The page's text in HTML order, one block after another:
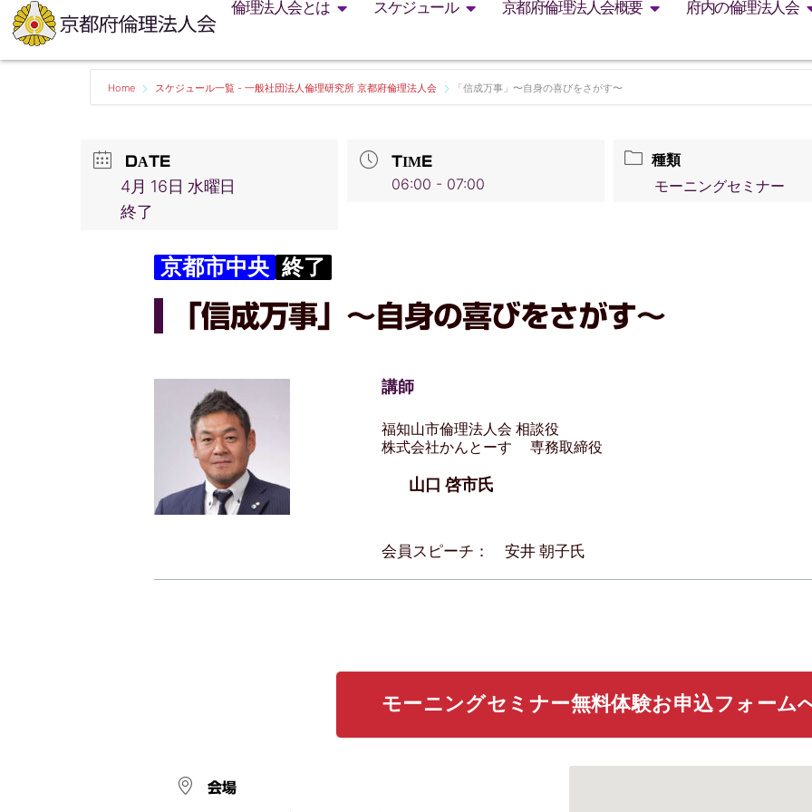
倫理法人会とは スケジュール 京都府倫理法人会概要 府内の倫理法人会
Home スケジュール一覧 - 一般社団法人倫理研究所 京都府倫理法人会 「信成万事」〜自身の喜びをさがす〜
DATE
4月 16日 水曜日
終了
TIME
06:00 - 07:00
種類
モーニングセミナー
京都市中央 終了
「信成万事」〜自身の喜びをさがす〜
講師
福知山市倫理法人会 相談役
株式会社かんとーす 専務取締役
山口 啓市氏
会員スピーチ： 安井 朝子氏
モーニングセミナー無料体験お申込フォーム
会場